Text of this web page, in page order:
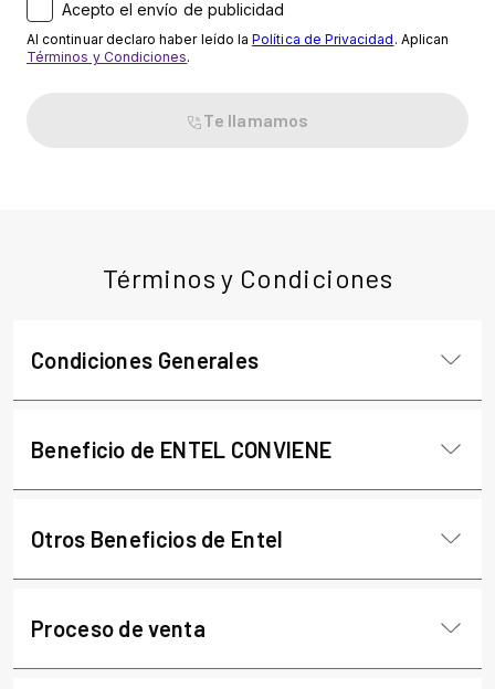
Acepto el envío de publicidad
Al continuar declaro haber leído laPolítica de Privacidad . Aplican
Términos y Condiciones.
Términos y Condiciones
Condiciones Generales
Beneficio de ENTEL CONVIENE
Otros Beneficios de Entel
Proceso de venta